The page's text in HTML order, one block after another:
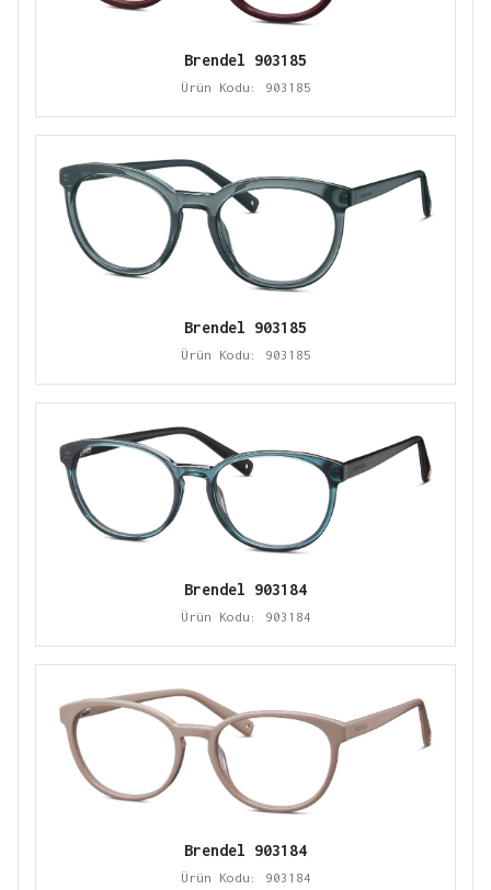
Brendel 903185
Ürün Kodu: 903185
Brendel 903185
Ürün Kodu: 903185
Brendel 903184
Ürün Kodu: 903184
Brendel 903184
Ürün Kodu: 903184